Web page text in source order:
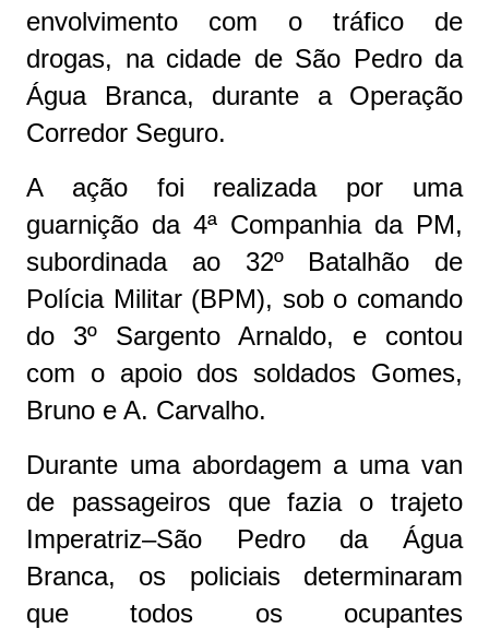
envolvimento com o tráfico de
drogas, na cidade de São Pedro da
Água Branca, durante a Operação
Corredor Seguro.
A ação foi realizada por uma
guarnição da 4ª Companhia da PM,
subordinada ao 32º Batalhão de
Polícia Militar (BPM), sob o comando
do 3º Sargento Arnaldo, e contou
com o apoio dos soldados Gomes,
Bruno e A. Carvalho.
Durante uma abordagem a uma van
de passageiros que fazia o trajeto
Imperatriz–São Pedro da Água
Branca, os policiais determinaram
que todos os ocupantes